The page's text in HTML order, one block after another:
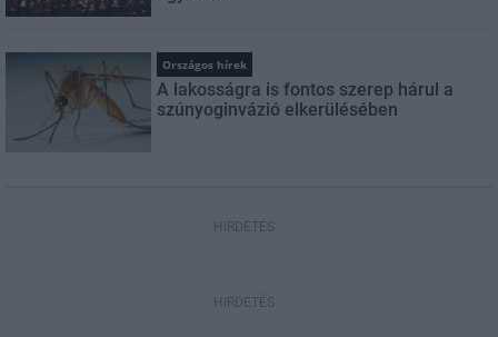
Országos hírek
A lakosságra is fontos szerep hárul a
szúnyoginvázió elkerülésében
HIRDETÉS
HIRDETÉS